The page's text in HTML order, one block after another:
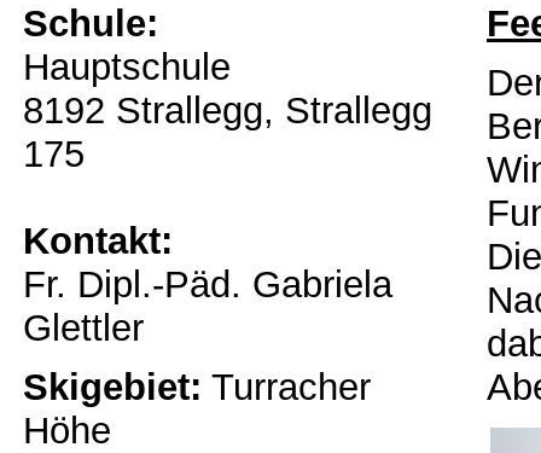
Schule:
Hauptschule
8192 Strallegg, Strallegg
175
Kontakt:
Fr. Dipl.-Päd. Gabriela
Glettler
Skigebiet: Turracher
Höhe